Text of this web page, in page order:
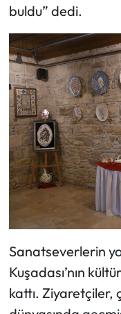
buldu” dedi.
Sanatseverlerin
Kuşadası’nın
kattı. Ziyaretçiler,